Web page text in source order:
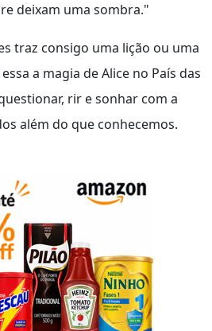
deixam uma sombra."
traz consigo uma lição ou uma
a magia de Alice no País das
rir e sonhar com a
além do que conhecemos.